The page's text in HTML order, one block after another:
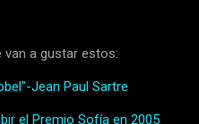
a gustar estos:
Jean Paul Sartre
el Premio Sofía en 2005